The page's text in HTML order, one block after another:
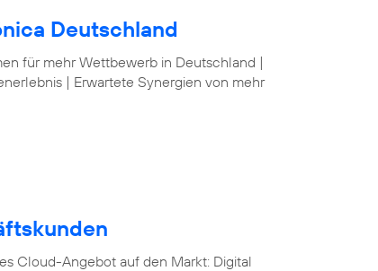
Deutschland
für mehr Wettbewerb in Deutschland |
| Erwartete Synergien von mehr
Cloud-Angebot auf den Markt: Digital